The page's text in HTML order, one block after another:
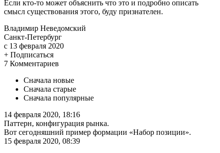
Если кто-то может объяснить что это и подробно описать
смысл существования этого, буду признателен.
Владимир Неведомский
Санкт-Петербург
с 13 февраля 2020
+ Подписаться
7 Комментариев
Сначала новые
Сначала старые
Сначала популярные
14 февраля 2020, 18:16
Паттерн, конфигурация рынка.
Вот сегодняшний пример формации «Набор позиции».
15 февраля 2020, 08:39